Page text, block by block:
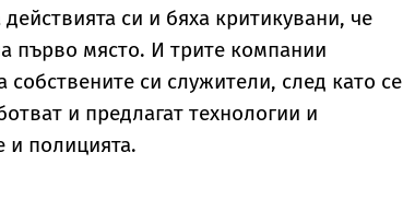
си и бяха критикувани, че
първо място. И трите компании
си служители, след като се
и предлагат технологии и
и полицията.